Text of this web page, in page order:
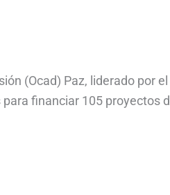
(Ocad) Paz, liderado por
financiar 105 proyectos